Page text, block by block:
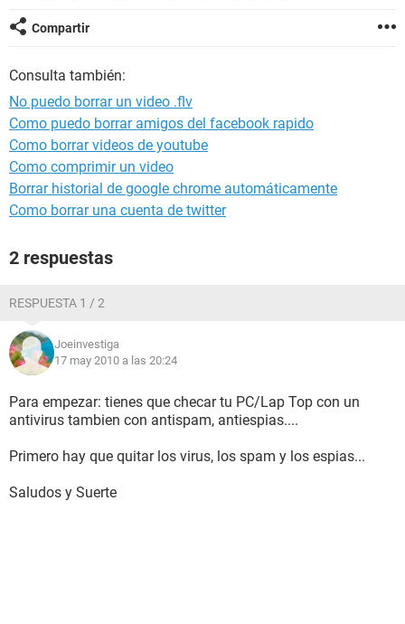
Compartir
Consulta también:
No puedo borrar un video .flv
Como puedo borrar amigos del facebook rapido
Como borrar videos de youtube
Como comprimir un video
Borrar historial de google chrome automáticamente
Como borrar una cuenta de twitter
2 respuestas
RESPUESTA 1 / 2
Joeinvestiga
17 may 2010 a las 20:24
Para empezar: tienes que checar tu PC/Lap Top con un
antivirus tambien con antispam, antiespias....
Primero hay que quitar los virus, los spam y los espias...
Saludos y Suerte